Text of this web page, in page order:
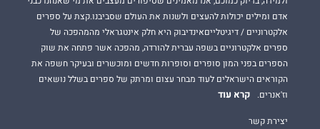
אדם ומילים יכולות להעצים ולשנות את העולם שסביבנו.קצת על ספרים
אלקטרוניים / דיגיטלייםאינדיבוק היא חלק אינטגראלי מהמהפכה של
ספרים אלקטרוניים בשפה עברית להורדה, מהפכה אשר פתחה את שוק
הספרים בפני המון סופרים וסופרות חדשים ומוכשרים ובעיקר חשפה את
הקוראים הישראלים לעוד מבחר עצום ומרתק של ספרים בשלל נושאים
וז'אנרים.
קרא עוד
יצירת קשר